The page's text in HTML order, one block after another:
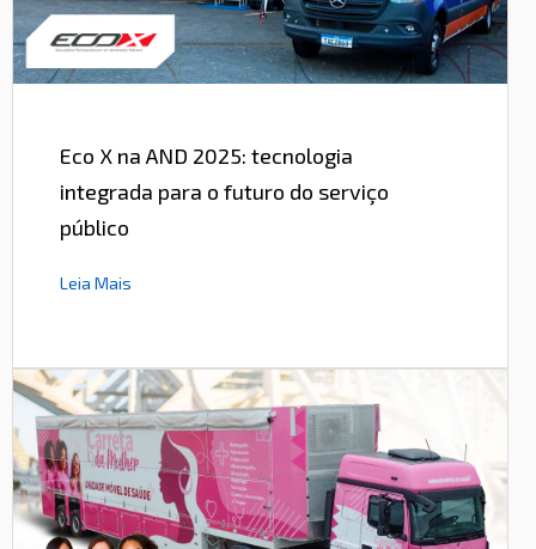
Eco X na AND 2025: tecnologia
integrada para o futuro do serviço
público
Leia Mais